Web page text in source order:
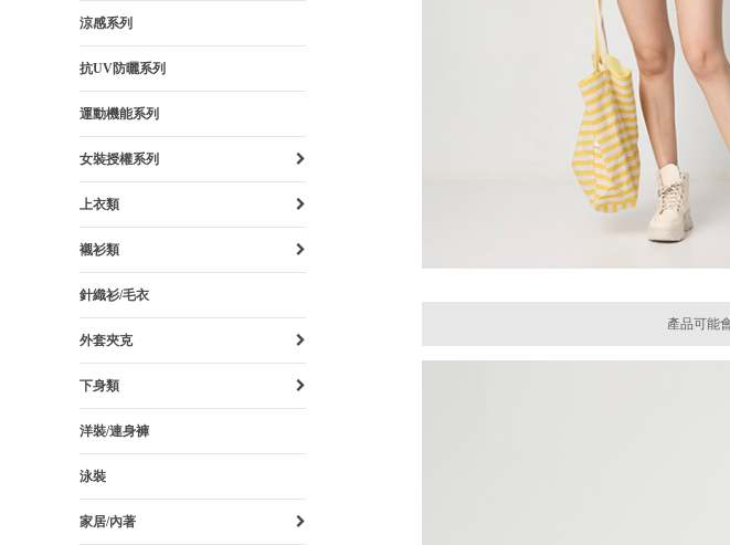
涼感系列
抗UV防曬系列
運動機能系列
女裝授權系列
上衣類
襯衫類
針織衫/毛衣
外套夾克
下身類
洋裝/連身褲
泳裝
家居/內著
產品可能